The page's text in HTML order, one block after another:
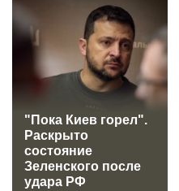
"Пока Киев горел".
Раскрыто
состояние
Зеленского после
удара РФ